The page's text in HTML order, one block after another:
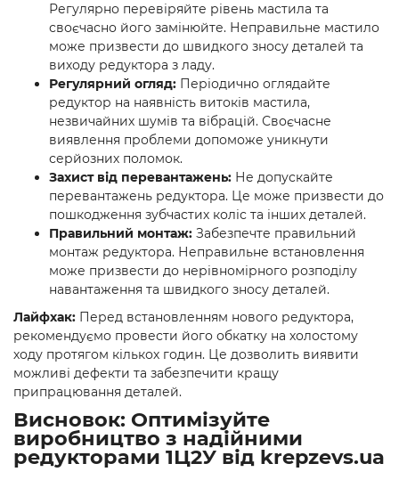
Регулярно перевіряйте рівень мастила та
своєчасно його замінюйте. Неправильне мастило
може призвести до швидкого зносу деталей та
виходу редуктора з ладу.
Регулярний огляд: Періодично оглядайте
редуктор на наявність витоків мастила,
незвичайних шумів та вібрацій. Своєчасне
виявлення проблеми допоможе уникнути
серйозних поломок.
Захист від перевантажень: Не допускайте
перевантажень редуктора. Це може призвести до
пошкодження зубчастих коліс та інших деталей.
Правильний монтаж: Забезпечте правильний
монтаж редуктора. Неправильне встановлення
може призвести до нерівномірного розподілу
навантаження та швидкого зносу деталей.
Лайфхак: Перед встановленням нового редуктора,
рекомендуємо провести його обкатку на холостому
ходу протягом кількох годин. Це дозволить виявити
можливі дефекти та забезпечити кращу
припрацювання деталей.
Висновок: Оптимізуйте
виробництво з надійними
редукторами 1Ц2У від krepzevs.ua